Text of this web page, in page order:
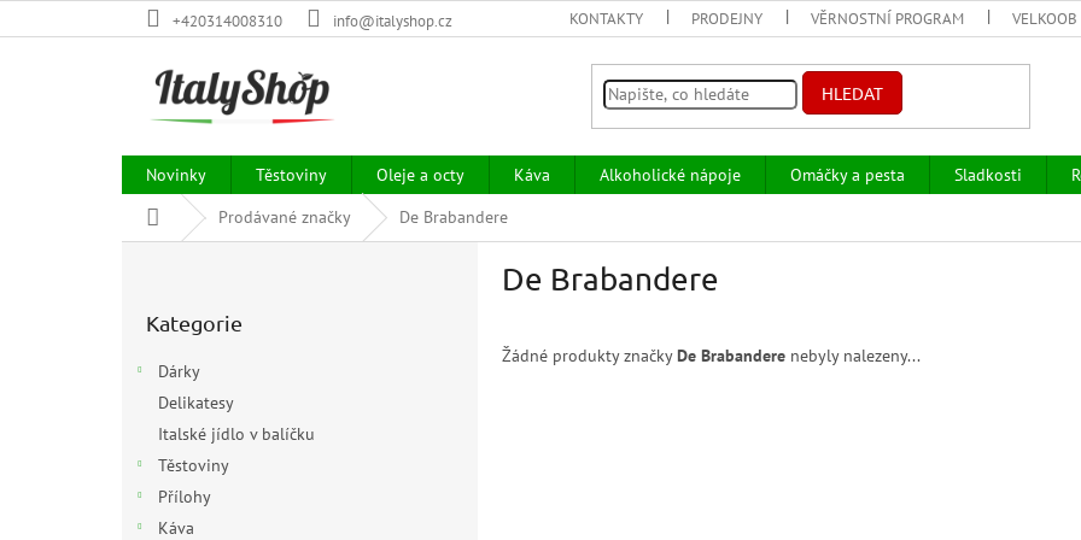
na
+420314008310 info@italyshop.cz KONTAKTY PRODEJNY VĚRNOSTNÍ PROGRAM
HLEDAT
Novinky Těstoviny Oleje a octy Káva Alkoholické nápoje Omáčky a pesta Sladkosti
Domů
Prodávané značky De Brabandere
kategorie
Kategorie
Dárky
Delikatesy
Italské jídlo v balíčku
Těstoviny
Přílohy
Káva
De Brabandere
Žádné produkty značkyDe Brabanderenebyly nalezeny...